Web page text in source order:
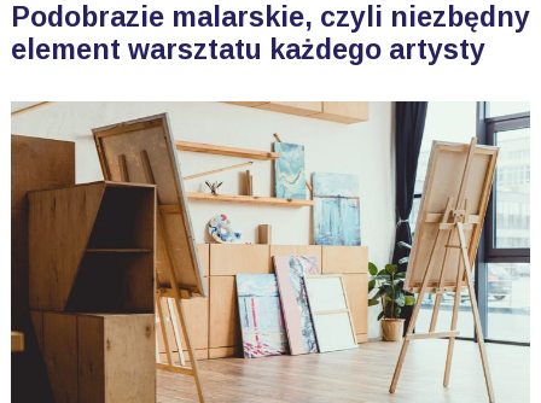
Podobrazie malarskie, czyli niezbędny
element warsztatu każdego artysty